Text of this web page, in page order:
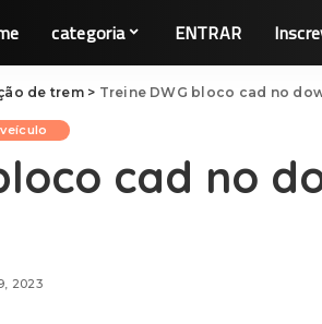
categoria ENTRAR
de trem> Treine DWG bloco cad no
veículo
cad no
2023